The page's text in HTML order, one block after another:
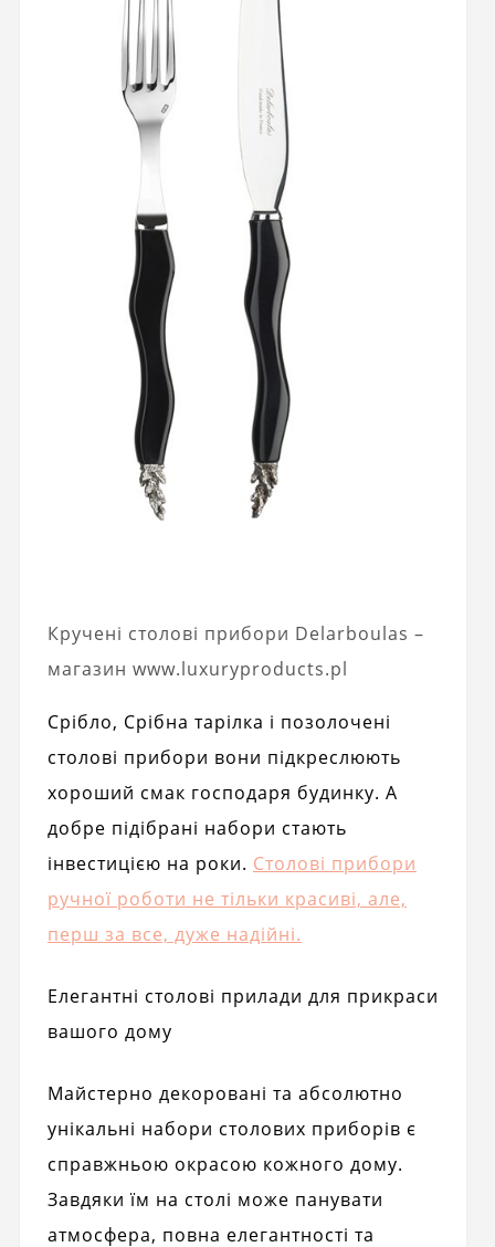
Кручені столові прибори Delarboulas –
магазин www.luxuryproducts.pl
Срібло, Срібна тарілка і позолочені
столові прибори вони підкреслюють
хороший смак господаря будинку. А
добре підібрані набори стають
інвестицією на роки. Столові прибори
ручної роботи не тільки красиві, але,
перш за все, дуже надійні.
Елегантні столові прилади для прикраси
вашого дому
Майстерно декоровані та абсолютно
унікальні набори столових приборів є
справжньою окрасою кожного дому.
Завдяки їм на столі може панувати
атмосфера, повна елегантності та